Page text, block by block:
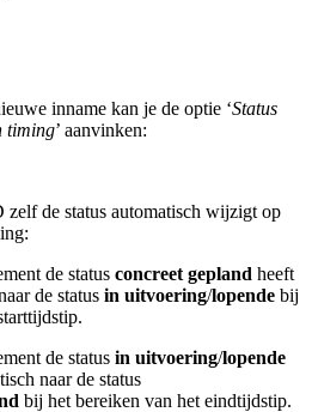
inname kan je de optie ‘Status
timing’ aanvinken:
de status automatisch wijzigt op
de status concreet gepland heeft
de status in uitvoering/lopende bij
de status in uitvoering/lopende
naar de status
bij het bereiken van het eindtijdstip.